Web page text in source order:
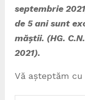
septembrie
de 5 ani sunt
măștii. (HG.
2021).
Vă așteptăm